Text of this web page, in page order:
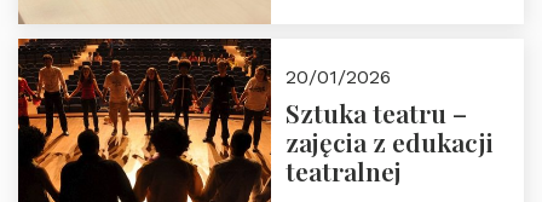
20/01/2026
Sztuka teatru –
zajęcia z edukacji
teatralnej